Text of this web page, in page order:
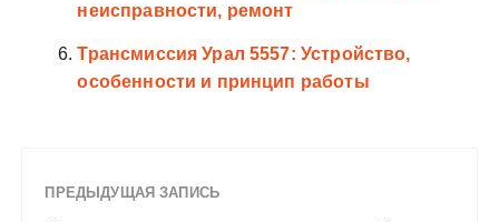
неисправности, ремонт
Трансмиссия Урал 5557: Устройство,
особенности и принцип работы
ПРЕДЫДУЩАЯ ЗАПИСЬ